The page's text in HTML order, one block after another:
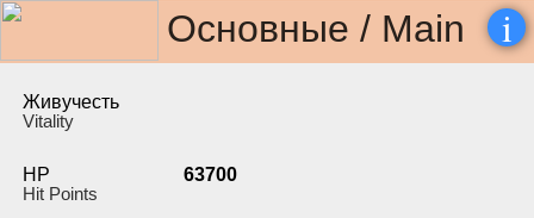
Основные / Main i
Живучесть
Vitality
HP
Hit Points
63700